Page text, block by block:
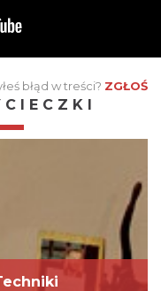
błąd w treści? ZGŁOŚ